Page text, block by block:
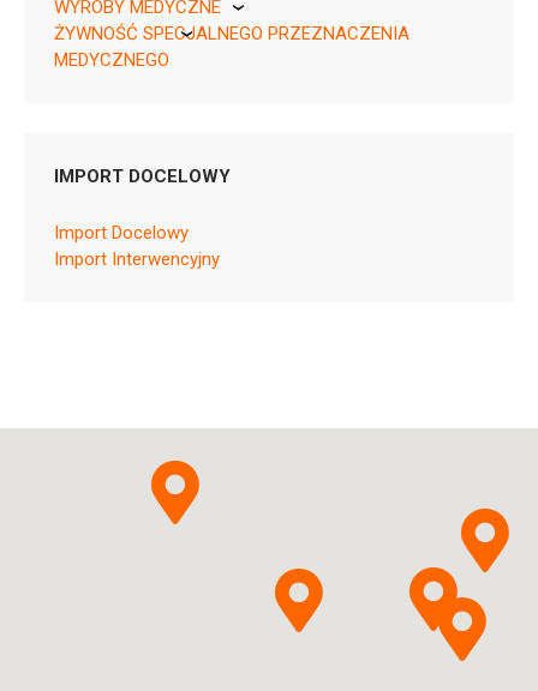
20 fiol. 40 mg proszku
A02BC02
WYROBY MEDYCZNE
KikGel
ŻYWNOŚĆ SPECJALNEGO PRZEZNACZENIA
MEDYCZNEGO
IMPORT DOCELOWY
Import Docelowy
Import Interwencyjny